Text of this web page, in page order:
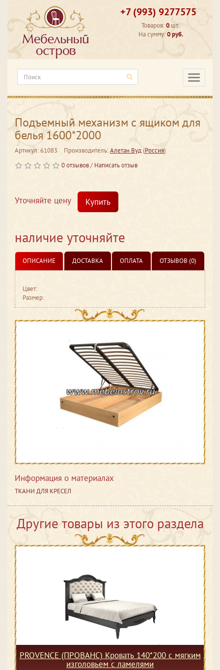
+7 (993) 9277575
Товаров:0 шт.
На сумму:0 руб.
Информация о материалах
ТКАНИ ДЛЯ КРЕСЕЛ
Подъемный механизм с ящиком для
белья 1600*2000
Артикул: 61083 Производитель:Алетан Вуд(Россия)
0 отзывов/ Написать отзыв
Уточняйте цену Купить
наличие уточняйте
ОПИСАНИЕ ДОСТАВКА ОПЛАТА ОТЗЫВОВ (0)
Цвет:
Размер:
Другие товары из этого раздела
PROVENCE (ПРОВАНС) Кровать 140*200 с мягким
изголовьем с ламелями